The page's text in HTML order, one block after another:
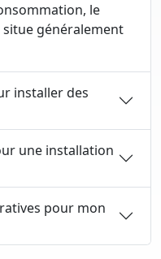
le
généralement
installer des
une installation
pour mon